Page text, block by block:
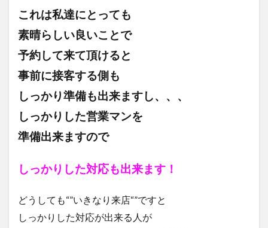
これは私達にとっても
素晴らしい良いことで
予約して来て頂けると
事前に接客する側も
しっかり準備も出来ますし、、、
しっかりした営業マンを
準備出来ますので
しっかりした対応も出来ます！
どうしても“”いきなり来店“”ですと
しっかりした対応が出来る人が